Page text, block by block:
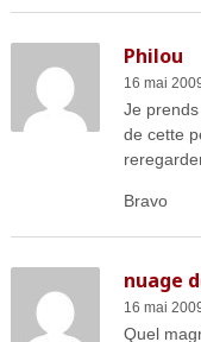
Philou
16 mai
Je
de cette
Bravo
nuage
16 mai
Quel